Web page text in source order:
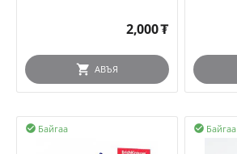
2,000₮
АВЪЯ
Байгаа
 Байгаа
